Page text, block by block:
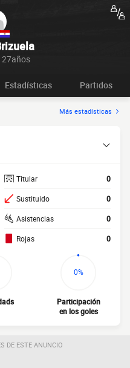
27años
Estadísticas Partidos
Más estadísticas
Titular 0
Sustituido 0
Asistencias 0
Rojas 0
0%
Participación
en los goles
DE ESTE ANUNCIO